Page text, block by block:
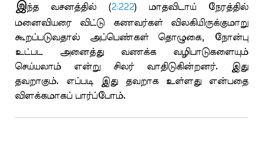
இந்த வசனத்தில் (2:222) மாதவிடாய் நேரத்தில்
மனைவியரை விட்டு கணவர்கள் விலகியிருக்குமாறு
கூறப்படுவதால் அப்பெண்கள் தொழுகை, நோன்பு
உட்பட அனைத்து வணக்க வழிபாடுகளையும்
செய்யலாம் என்று சிலர் வாதிடுகின்றனர். இது
தவறாகும். எப்படி இது தவறாக உள்ளது என்பதை
விளக்கமாகப் பார்ப்போம்.